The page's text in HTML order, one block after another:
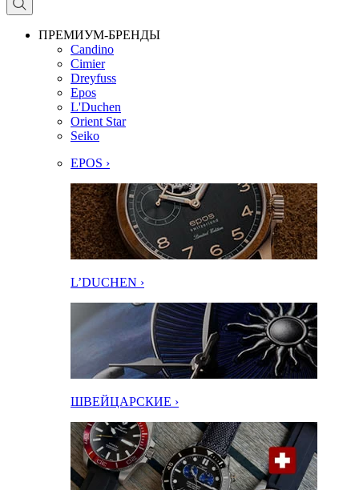
ПРЕМИУМ-БРЕНДЫ
Candino
Cimier
Dreyfuss
Epos
L'Duchen
Orient Star
Seiko
EPOS ›
L’DUCHEN ›
ШВЕЙЦАРСКИЕ ›